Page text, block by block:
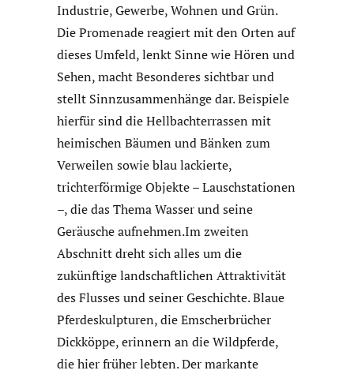
Industrie, Gewerbe, Wohnen und Grün.
Die Promenade reagiert mit den Orten auf
dieses Umfeld, lenkt Sinne wie Hören und
Sehen, macht Besonderes sichtbar und
stellt Sinnzusammenhänge dar. Beispiele
hierfür sind die Hellbachterrassen mit
heimischen Bäumen und Bänken zum
Verweilen sowie blau lackierte,
trichterförmige Objekte – Lauschstationen
–, die das Thema Wasser und seine
Geräusche aufnehmen.Im zweiten
Abschnitt dreht sich alles um die
zukünftige landschaftlichen Attraktivität
des Flusses und seiner Geschichte. Blaue
Pferdeskulpturen, die Emscherbrücher
Dickköppe, erinnern an die Wildpferde,
die hier früher lebten. Der markante